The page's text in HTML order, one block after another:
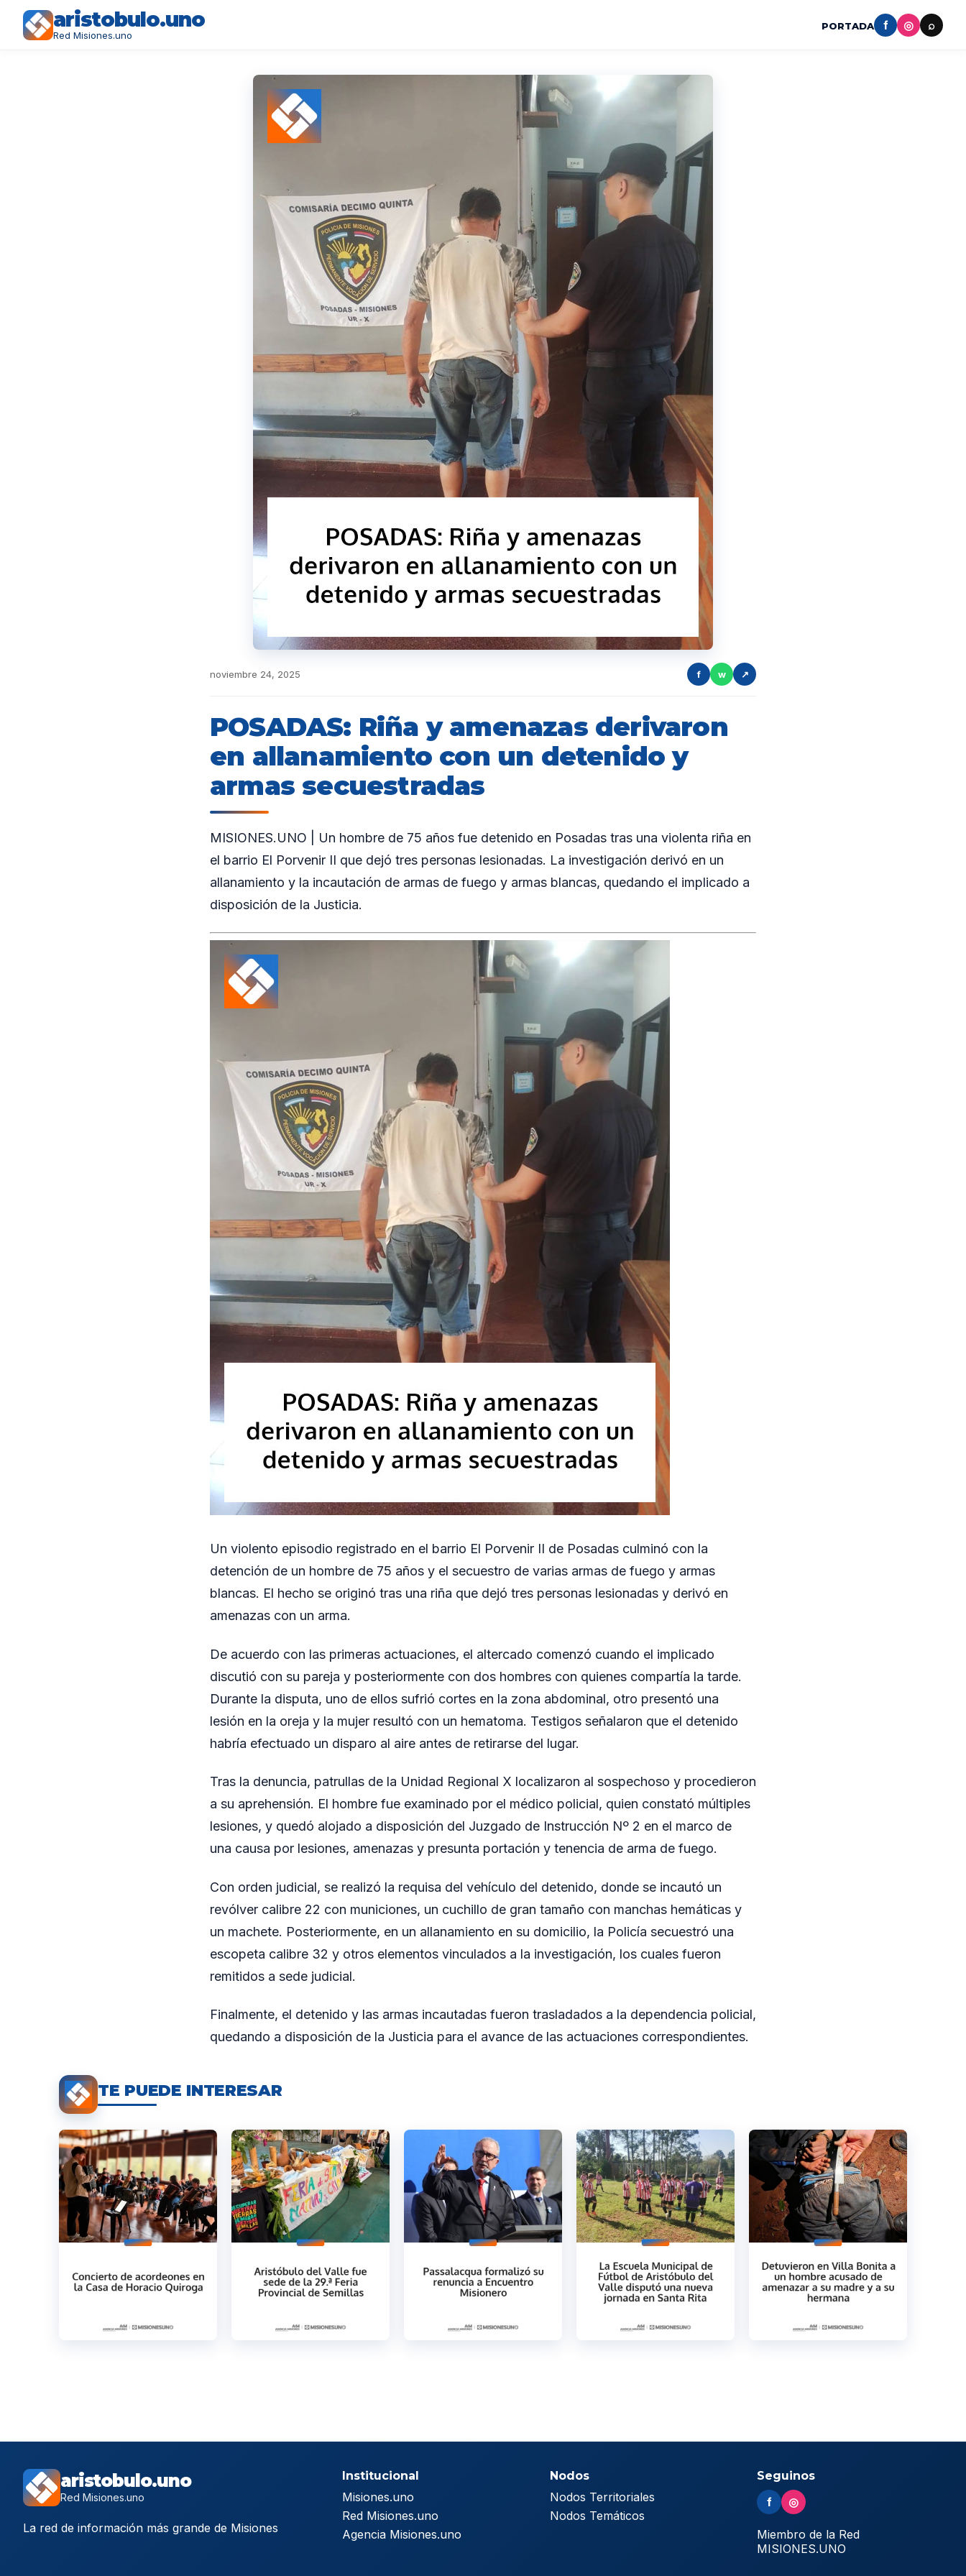
aristobulo.uno
Red Misiones.uno
PORTADA f ◎ ⌕
noviembre 24, 2025 f w ↗
POSADAS: Riña y amenazas derivaron
en allanamiento con un detenido y
armas secuestradas
MISIONES.UNO | Un hombre de 75 años fue detenido en Posadas tras una violenta riña en
el barrio El Porvenir II que dejó tres personas lesionadas. La investigación derivó en un
allanamiento y la incautación de armas de fuego y armas blancas, quedando el implicado a
disposición de la Justicia.
Un violento episodio registrado en el barrio El Porvenir II de Posadas culminó con la
detención de un hombre de 75 años y el secuestro de varias armas de fuego y armas
blancas. El hecho se originó tras una riña que dejó tres personas lesionadas y derivó en
amenazas con un arma.
De acuerdo con las primeras actuaciones, el altercado comenzó cuando el implicado
discutió con su pareja y posteriormente con dos hombres con quienes compartía la tarde.
Durante la disputa, uno de ellos sufrió cortes en la zona abdominal, otro presentó una
lesión en la oreja y la mujer resultó con un hematoma. Testigos señalaron que el detenido
habría efectuado un disparo al aire antes de retirarse del lugar.
Tras la denuncia, patrullas de la Unidad Regional X localizaron al sospechoso y procedieron
a su aprehensión. El hombre fue examinado por el médico policial, quien constató múltiples
lesiones, y quedó alojado a disposición del Juzgado de Instrucción Nº 2 en el marco de
una causa por lesiones, amenazas y presunta portación y tenencia de arma de fuego.
Con orden judicial, se realizó la requisa del vehículo del detenido, donde se incautó un
revólver calibre 22 con municiones, un cuchillo de gran tamaño con manchas hemáticas y
un machete. Posteriormente, en un allanamiento en su domicilio, la Policía secuestró una
escopeta calibre 32 y otros elementos vinculados a la investigación, los cuales fueron
remitidos a sede judicial.
Finalmente, el detenido y las armas incautadas fueron trasladados a la dependencia policial,
quedando a disposición de la Justicia para el avance de las actuaciones correspondientes.
TE PUEDE INTERESAR
aristobulo.uno
Red Misiones.uno
La red de información más grande de Misiones
Institucional
Misiones.uno
Red Misiones.uno
Agencia Misiones.uno
Nodos
Nodos Territoriales
Nodos Temáticos
Seguinos
f ◎
Miembro de la Red
MISIONES.UNO